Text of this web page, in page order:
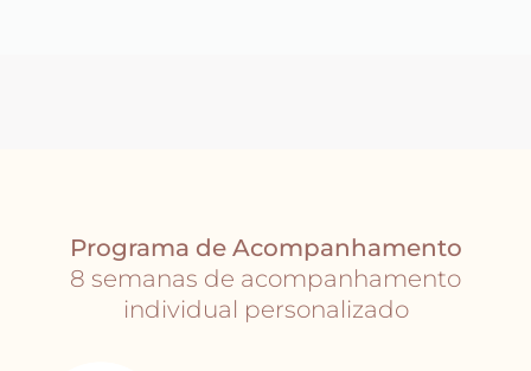
Programa de Acompanhamento
8 semanas de acompanhamento
individual personalizado